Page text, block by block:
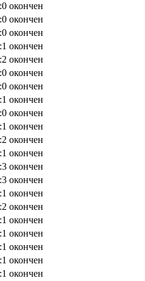
окончен
окончен
окончен
окончен
окончен
окончен
окончен
окончен
окончен
окончен
окончен
окончен
окончен
окончен
окончен
окончен
окончен
окончен
окончен
окончен
окончен